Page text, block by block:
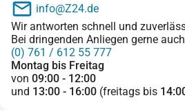
info@Z24.de
Wir antworten schnell und
Bei dringenden Anliegen gerne
(0) 761 / 612 55 777
Montag bis Freitag
von 09:00 - 12:00
und 13:00 - 16:00 (freitags bis